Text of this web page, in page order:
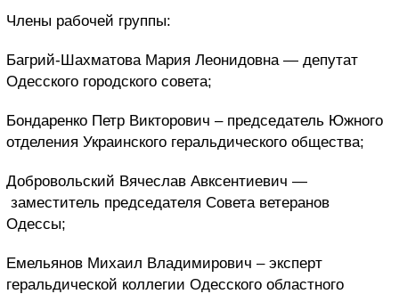
Члены рабочей группы:
Багрий-Шахматова Мария Леонидовна — депутат
Одесского городского совета;
Бондаренко Петр Викторович – председатель Южного
отделения Украинского геральдического общества;
Добровольский Вячеслав Авксентиевич —
заместитель председателя Совета ветеранов
Одессы;
Емельянов Михаил Владимирович – эксперт
геральдической коллегии Одесского областного